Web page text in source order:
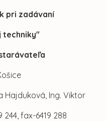
pri zadávaní
techniky"
Hajduková, Ing. Viktor
244, fax-6419 288